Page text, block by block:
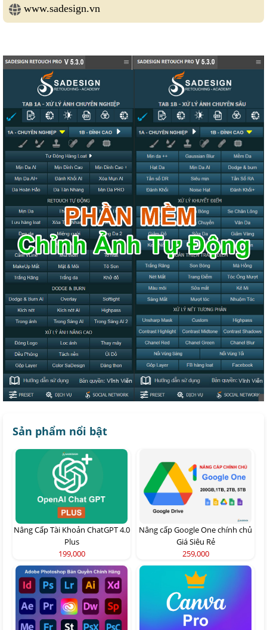
www.sadesign.vn
Sản phẩm nổi bật
Nâng Cấp Tài Khoản ChatGPT 4.0
Plus
199,000
Nâng cấp Google One chính chủ
Giá Siêu Rẻ
259,000